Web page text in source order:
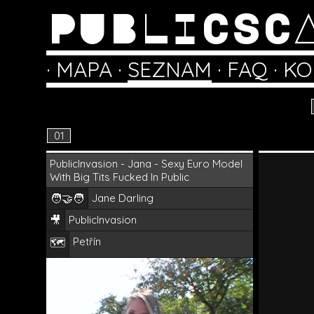
· MAPA · SEZNAM · FAQ ·
01
PublicInvasion - Jana - Sexy Euro Model
With Big Tits Fucked In Public
🧑‍🤝‍🧑 Jane Darling
🎥 PublicInvasion
🗺️ Petřín